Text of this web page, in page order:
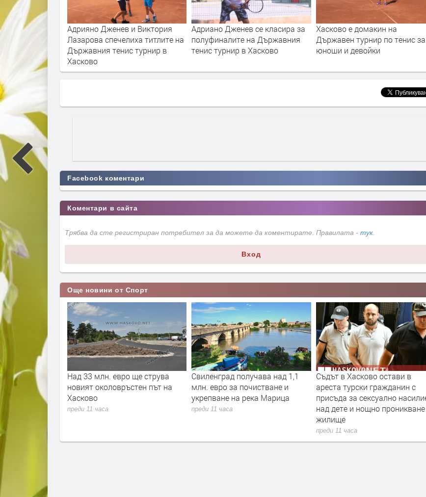
за всички“ за
Адрияно Дженев и Виктория
Лазарова спечелиха титлите на
Държавния тенис турнир в
Хасково
Адриано Дженев се класира за
полуфиналите на Държавния
тенис турнир в Хасково
Хасково е домакин на
Държавен турнир по тенис за
юноши и девойки
Facebook коментари
Коментари в сайта
Трябва да сте регистриран потребител за да можете да коментирате. Правилата - тук.
Вход
Още новини от Спорт
делото за
жена
адвокати
Над 33 млн. евро ще струва
новият околовръстен път на
Хасково
преди 11 часа
Свиленград получава над 1,1
млн. евро за почистване и
укрепване на река Марица
преди 11 часа
Съдът в Хасково остави в
ареста турски гражданин с
присъда за сексуално
над дете и нощно
жилище
преди 11 часа